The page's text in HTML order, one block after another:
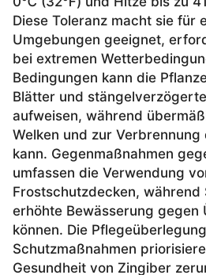
Diese Toleranz macht sie für
Umgebungen geeignet,
bei extremen
Bedingungen kann die
Blätter und
aufweisen, während
Welken und zur
kann. Gegenmaßnahmen
umfassen die Verwendung
Frostschutzdecken, während
erhöhte Bewässerung gegen
können. Die
Schutzmaßnahmen
Gesundheit von Zingiber